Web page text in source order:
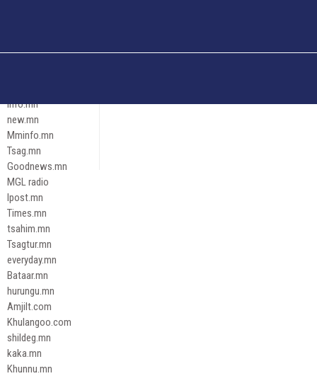
Эрх зүй
info.mn
new.mn
Mminfo.mn
Tsag.mn
Goodnews.mn
MGL radio
Ipost.mn
Times.mn
tsahim.mn
Tsagtur.mn
everyday.mn
Bataar.mn
hurungu.mn
Amjilt.com
Khulangoo.com
shildeg.mn
kaka.mn
Khunnu.mn